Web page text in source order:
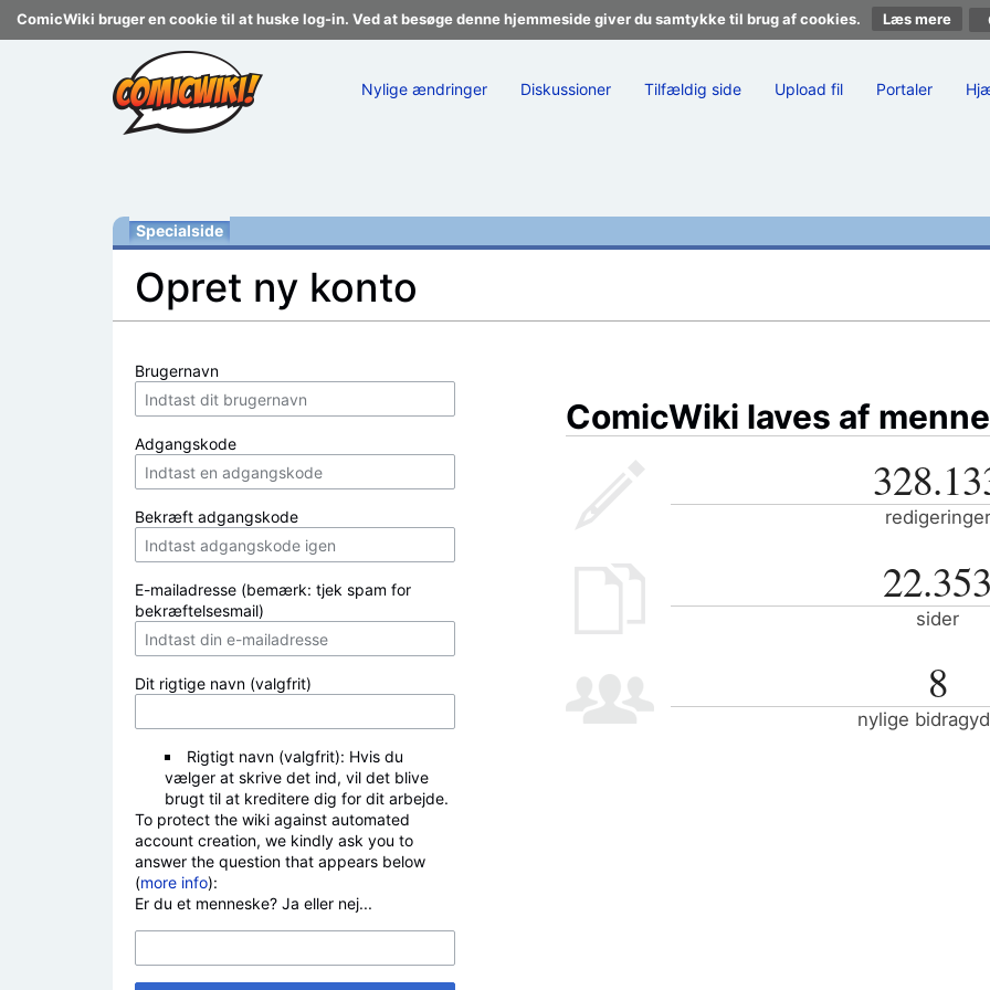
ComicWiki bruger en cookie til at huske log-in. Ved at besøge denne hjemmeside giver du samtykke til brug af cookies. Læs mere
Nylige ændringer Diskussioner Tilfældig side Upload fil Portaler
Specialside
Opret ny konto
Brugernavn
Adgangskode
Bekræft adgangskode
E-mailadresse (bemærk: tjek spam for
bekræftelsesmail)
Dit rigtige navn (valgfrit)
Rigtigt navn (valgfrit): Hvis du
vælger at skrive det ind, vil det blive
brugt til at kreditere dig for dit arbejde.
To protect the wiki against automated
account creation, we kindly ask you to
answer the question that appears below
(more info):
Er du et menneske? Ja eller nej...
ComicWiki laves af
redigeringer
22.353
sider
8
nylige